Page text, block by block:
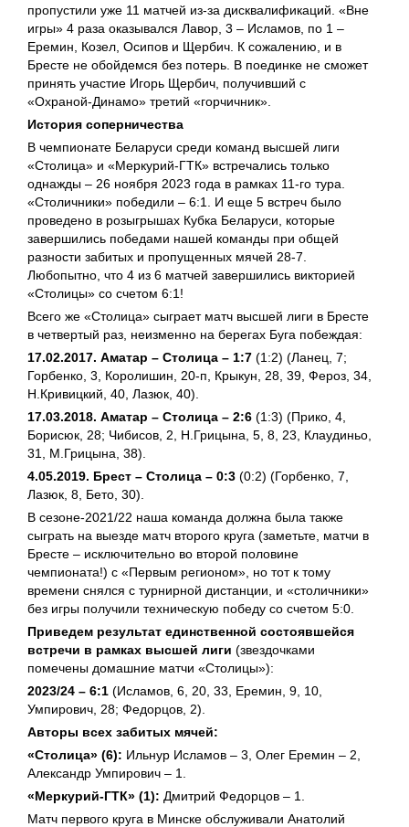
пропустили уже 11 матчей из-за дисквалификаций. «Вне
игры» 4 раза оказывался Лавор, 3 – Исламов, по 1 –
Еремин, Козел, Осипов и Щербич. К сожалению, и в
Бресте не обойдемся без потерь. В поединке не сможет
принять участие Игорь Щербич, получивший с
«Охраной-Динамо» третий «горчичник».
История соперничества
В чемпионате Беларуси среди команд высшей лиги
«Столица» и «Меркурий-ГТК» встречались только
однажды – 26 ноября 2023 года в рамках 11-го тура.
«Столичники» победили – 6:1. И еще 5 встреч было
проведено в розыгрышах Кубка Беларуси, которые
завершились победами нашей команды при общей
разности забитых и пропущенных мячей 28-7.
Любопытно, что 4 из 6 матчей завершились викторией
«Столицы» со счетом 6:1!
Всего же «Столица» сыграет матч высшей лиги в Бресте
в четвертый раз, неизменно на берегах Буга побеждая:
17.02.2017. Аматар – Столица – 1:7 (1:2) (Ланец, 7;
Горбенко, 3, Королишин, 20-п, Крыкун, 28, 39, Фероз, 34,
Н.Кривицкий, 40, Лазюк, 40).
17.03.2018. Аматар – Столица – 2:6 (1:3) (Прико, 4,
Борисюк, 28; Чибисов, 2, Н.Грицына, 5, 8, 23, Клаудиньо,
31, М.Грицына, 38).
4.05.2019. Брест – Столица – 0:3 (0:2) (Горбенко, 7,
Лазюк, 8, Бето, 30).
В сезоне-2021/22 наша команда должна была также
сыграть на выезде матч второго круга (заметьте, матчи в
Бресте – исключительно во второй половине
чемпионата!) с «Первым регионом», но тот к тому
времени снялся с турнирной дистанции, и «столичники»
без игры получили техническую победу со счетом 5:0.
Приведем результат единственной состоявшейся
встречи в рамках высшей лиги (звездочками
помечены домашние матчи «Столицы»):
2023/24 – 6:1 (Исламов, 6, 20, 33, Еремин, 9, 10,
Умпирович, 28; Федорцов, 2).
Авторы всех забитых мячей:
«Столица» (6): Ильнур Исламов – 3, Олег Еремин – 2,
Александр Умпирович – 1.
«Меркурий-ГТК» (1): Дмитрий Федорцов – 1.
Матч первого круга в Минске обслуживали Анатолий